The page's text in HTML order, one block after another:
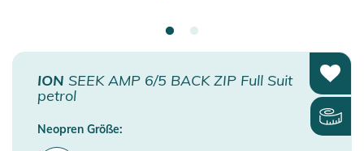
ION SEEK AMP 6/5 BACK ZIP Full Suit
petrol
Neopren Größe: